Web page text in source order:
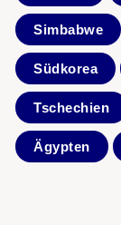
Simbabwe
Südkorea
Tschechien
Ägypten